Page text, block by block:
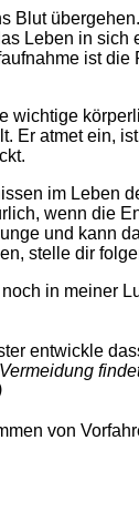
Leben in
ist
atmet ein,
im Leben
wenn die
und kann
stelle dir
in meiner
entwickle
von